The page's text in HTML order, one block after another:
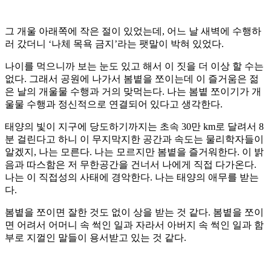
그 개울 아래쪽에 작은 절이 있었는데, 어느 날 새벽에 수행하
러 갔더니 ‘나체 목욕 금지’라는 팻말이 박혀 있었다.
나이를 먹으니까 보는 눈도 있고 해서 이 짓을 더 이상 할 수는
없다. 그래서 공원에 나가서 봄볕을 쪼이는데 이 즐거움은 젊
은 날의 개울물 수행과 거의 맞먹는다. 나는 봄볕 쪼이기가 개
울물 수행과 정신적으로 연결되어 있다고 생각한다.
태양의 빛이 지구에 당도하기까지는 초속 30만 km로 달려서 8
분 걸린다고 하니 이 무지막지한 공간과 속도는 물리학자들이
알겠지, 나는 모른다. 나는 모르지만 봄볕을 즐거워한다. 이 밝
음과 따스함은 저 무한공간을 건너서 나에게 직접 다가온다.
나는 이 직접성의 사태에 경악한다. 나는 태양의 애무를 받는
다.
봄볕을 쪼이면 잘한 것도 없이 상을 받는 것 같다. 봄볕을 쪼이
면 어려서 어머니 속 썩인 일과 자라서 아버지 속 썩인 일과 함
부로 지껄인 말들이 용서받고 있는 것 같다.